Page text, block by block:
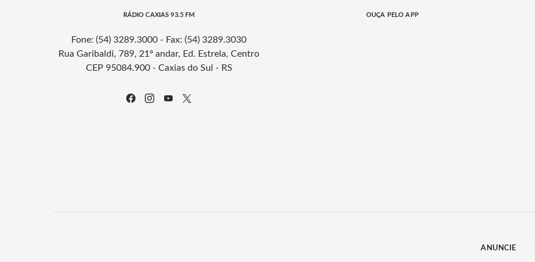
RÁDIO CAXIAS 93.5 FM
Fone: (54) 3289.3000 - Fax: (54) 3289.3030
Rua Garibaldi, 789, 21º andar, Ed. Estrela, Centro
CEP 95084.900 - Caxias do Sul - RS
OUÇA PELO APP
ANUNCIE